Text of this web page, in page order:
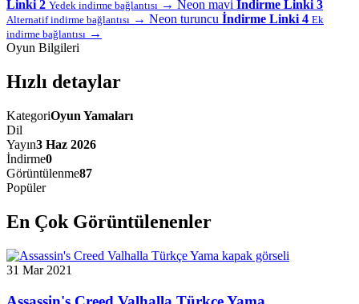
Linki 2 Yedek indirme bağlantısı → Neon mavi İndirme Linki 3
Alternatif indirme bağlantısı → Neon turuncu İndirme Linki 4 Ek
indirme bağlantısı →
Oyun Bilgileri
Hızlı detaylar
KategoriOyun Yamaları
Dil
Yayın3 Haz 2026
İndirme0
Görüntülenme87
Popüler
En Çok Görüntülenenler
31 Mar 2021